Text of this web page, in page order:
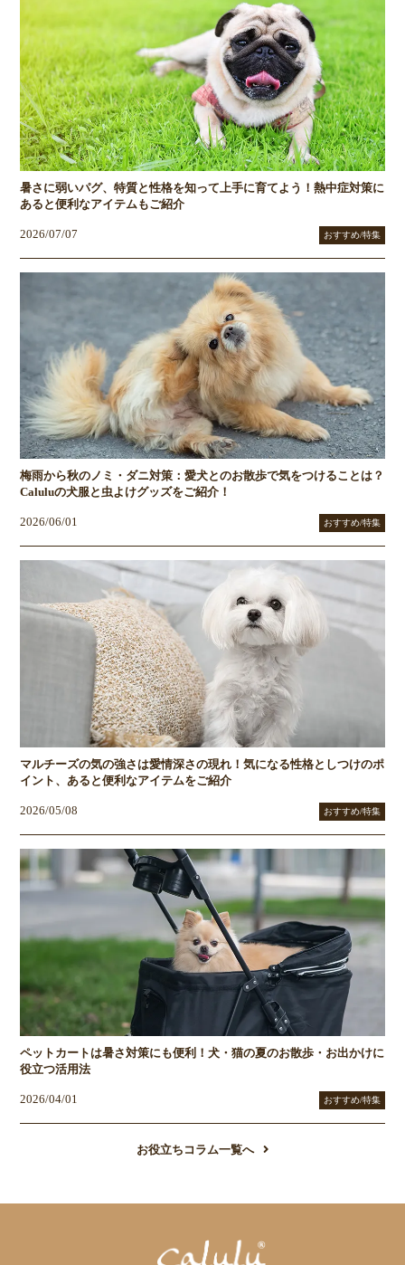
暑さに弱いパグ、特質と性格を知って上手に育てよう！熱中症対策に
あると便利なアイテムもご紹介
2026/07/07 おすすめ/特集
梅雨から秋のノミ・ダニ対策：愛犬とのお散歩で気をつけることは？
Caluluの犬服と虫よけグッズをご紹介！
2026/06/01 おすすめ/特集
マルチーズの気の強さは愛情深さの現れ！気になる性格としつけのポ
イント、あると便利なアイテムをご紹介
2026/05/08 おすすめ/特集
ペットカートは暑さ対策にも便利！犬・猫の夏のお散歩・お出かけに
役立つ活用法
2026/04/01 おすすめ/特集
お役立ちコラム一覧へ